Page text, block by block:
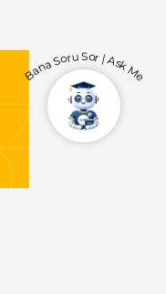
Bana Soru Sor | Ask Me